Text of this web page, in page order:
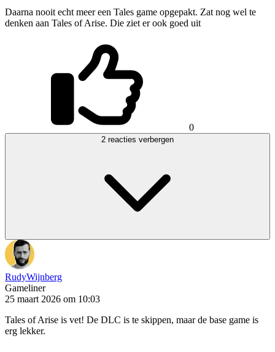
Daarna nooit echt meer een Tales game opgepakt. Zat nog wel te
denken aan Tales of Arise. Die ziet er ook goed uit
0
2 reacties verbergen
RudyWijnberg
Gameliner
25 maart 2026 om 10:03
Tales of Arise is vet! De DLC is te skippen, maar de base game is
erg lekker.